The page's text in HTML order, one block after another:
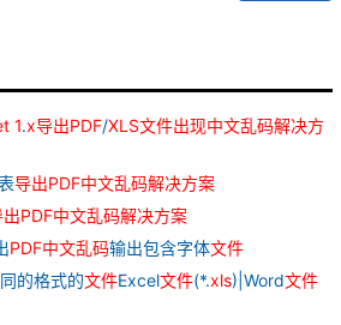
1.x导出PDF/XLS文件出现中文乱码解决方
导出PDF中文乱码解决方案
PDF中文乱码解决方案
PDF中文乱码输出包含字体文件
的格式的文件Excel文件(*.xls)|Word文件